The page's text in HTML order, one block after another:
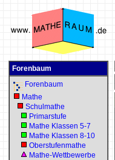
Forenbaum
Forenbaum
Mathe
Schulmathe
Primarstufe
Mathe Klassen 5-7
Mathe Klassen 8-10
Oberstufenmathe
Mathe-Wettbewerbe